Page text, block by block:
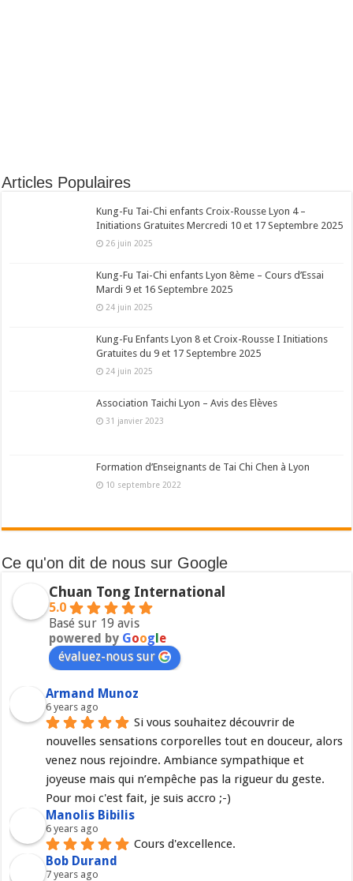
Articles Populaires
Kung-Fu Tai-Chi enfants Croix-Rousse Lyon 4 –
Initiations Gratuites Mercredi 10 et 17 Septembre 2025
26 juin 2025
Kung-Fu Tai-Chi enfants Lyon 8ème – Cours d’Essai
Mardi 9 et 16 Septembre 2025
24 juin 2025
Kung-Fu Enfants Lyon 8 et Croix-Rousse I Initiations
Gratuites du 9 et 17 Septembre 2025
24 juin 2025
Association Taichi Lyon – Avis des Elèves
31 janvier 2023
Formation d’Enseignants de Tai Chi Chen à Lyon
10 septembre 2022
Ce qu'on dit de nous sur Google
Chuan Tong International
5.0
Basé sur 19 avis
powered by Google
évaluez-nous sur
Armand Munoz
6 years ago
Si vous souhaitez découvrir de
nouvelles sensations corporelles tout en douceur, alors
venez nous rejoindre. Ambiance sympathique et
joyeuse mais qui n’empêche pas la rigueur du geste.
Pour moi c'est fait, je suis accro ;-)
Manolis Bibilis
6 years ago
Cours d'excellence.
Bob Durand
7 years ago